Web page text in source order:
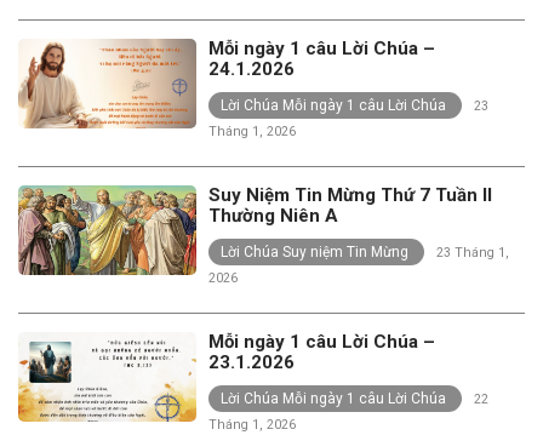
Mỗi ngày 1 câu Lời Chúa –
24.1.2026
Lời Chúa Mỗi ngày 1 câu Lời Chúa
23
Tháng 1, 2026
Suy Niệm Tin Mừng Thứ 7 Tuần II
Thường Niên A
Lời Chúa Suy niệm Tin Mừng
23 Tháng 1,
2026
Mỗi ngày 1 câu Lời Chúa –
23.1.2026
Lời Chúa Mỗi ngày 1 câu Lời Chúa
22
Tháng 1, 2026